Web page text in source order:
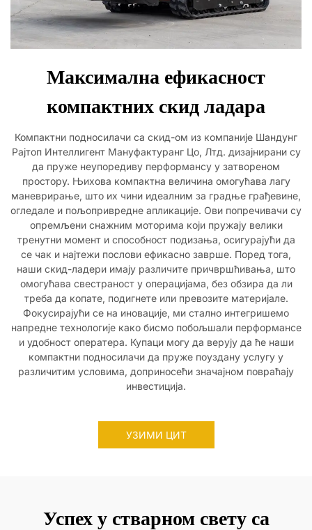
Максимална ефикасност
компактних скид ладара
Компактни подносилачи са скид-ом из компаније Шандунг
Рајтоп Интеллигент Мануфактуранг Цо, Лтд. дизајнирани су
да пруже неупоредиву перформансу у затвореном
простору. Њихова компактна величина омогућава лагу
маневрирање, што их чини идеалним за градње грађевине,
огледале и пољопривредне апликације. Ови попречивачи су
опремљени снажним моторима који пружају велики
тренутни момент и способност подизања, осигурајући да
се чак и најтежи послови ефикасно заврше. Поред тога,
наши скид-ладери имају различите причвршћивања, што
омогућава свестраност у операцијама, без обзира да ли
треба да копате, подигнете или превозите материјале.
Фокусирајући се на иновације, ми стално интегришемо
напредне технологије како бисмо побољшали перформансе
и удобност оператера. Купаци могу да верују да ће наши
компактни подносилачи да пруже поуздану услугу у
различитим условима, доприносећи значајном повраћају
инвестиција.
УЗИМИ ЦИТ
Успех у стварном свету са